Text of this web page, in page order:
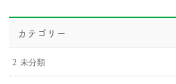
カテゴリー
未分類